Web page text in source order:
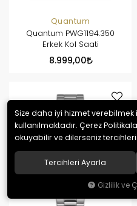
Quantum
Quantum PWG1194.350
Erkek Kol Saati
8.999,00
Size daha iyi hizmet
kullanılmaktadır. Çerez
okuyabilir ve dilerseniz
Tercihleri Ayarla
Gizlilik ve